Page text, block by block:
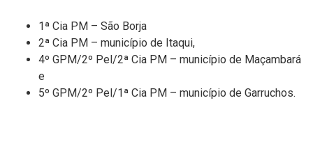
1ª Cia PM – São Borja
2ª Cia PM – município de Itaqui,
4º GPM/2º Pel/2ª Cia PM – município de Maçambará
e
5º GPM/2º Pel/1ª Cia PM – município de Garruchos.